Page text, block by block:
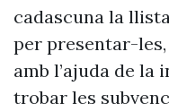
cadascuna la
per presentar-
amb l’ajuda de la
trobar les